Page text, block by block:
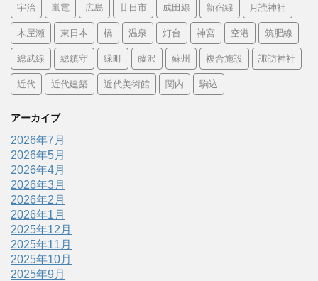
宇治 嵐電 広島 廿日市 成田線 新宿線 月読神社
木屋瀬 東日本 橋 温泉 灯台 神宮 空港 筑肥線
総武線 総鎮守 緑町 藤沢 蘇州 複合施設 諏訪神社
近代 近代建築 近代美術館 関内 駒込
アーカイブ
2026年7月
2026年5月
2026年4月
2026年3月
2026年2月
2026年1月
2025年12月
2025年11月
2025年10月
2025年9月